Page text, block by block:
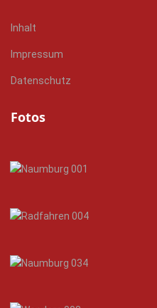
Inhalt
Impressum
Datenschutz
Fotos